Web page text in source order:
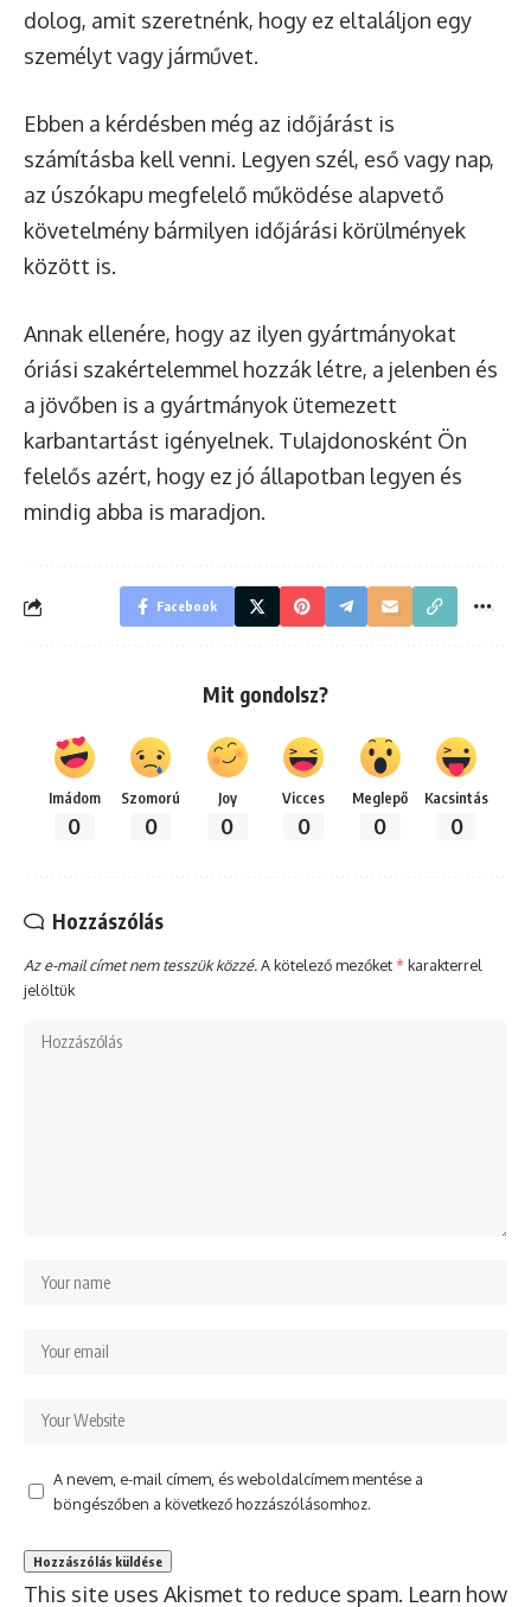
dolog, amit szeretnénk, hogy ez eltaláljon egy
személyt vagy járművet.
Ebben a kérdésben még az időjárást is
számításba kell venni. Legyen szél, eső vagy nap,
az úszókapu megfelelő működése alapvető
követelmény bármilyen időjárási körülmények
között is.
Annak ellenére, hogy az ilyen gyártmányokat
óriási szakértelemmel hozzák létre, a jelenben és
a jövőben is a gyártmányok ütemezett
karbantartást igényelnek. Tulajdonosként Ön
felelős azért, hogy ez jó állapotban legyen és
mindig abba is maradjon.
Facebook
Mit gondolsz?
Imádom
0
Szomorú
0
Joy
0
Vicces
0
Meglepő
0
Kacsintás
0
Hozzászólás
Az e-mail címet nem tesszük közzé.A kötelező mezőket* karakterrel
jelöltük
A nevem, e-mail címem, és weboldalcímem mentése a
böngészőben a következő hozzászólásomhoz.
This site uses Akismet to reduce spam. Learn how